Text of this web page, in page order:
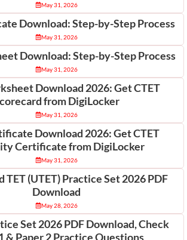
May 31, 2026
Download: Step-by-Step Process
May 31, 2026
Download: Step-by-Step Process
May 31, 2026
Download 2026: Get CTET
from DigiLocker
May 31, 2026
Download 2026: Get CTET
Certificate from DigiLocker
May 31, 2026
TET (UTET) Practice Set 2026 PDF
Download
May 28, 2026
Set 2026 PDF Download, Check
& Paper 2 Practice Questions